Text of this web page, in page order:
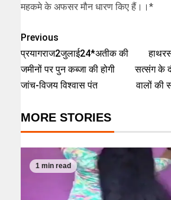
महकमे के अफसर मौन धारण किए हैं।।*
Previous
प्रयागराज2जुलाई24*अतीक की
जमीनों पर पुन कब्जा की होगी
जांच-विजय विश्वास पंत
सत्संग के
वालों की
MORE STORIES
1 min read